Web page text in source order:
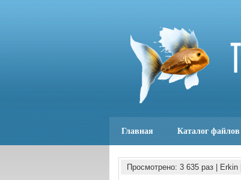
Главная Каталог файлов
Просмотрено: 3 635 раз | Erkin |